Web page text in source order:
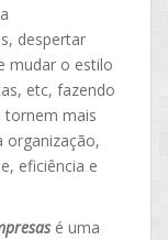
despertar
mudar o estilo
etc, fazendo
tornem mais
organização,
eficiência e
é uma